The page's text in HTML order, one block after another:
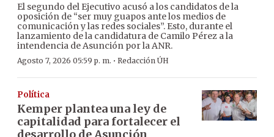
El segundo del Ejecutivo acusó a los candidatos de la
oposición de “ser muy guapos ante los medios de
comunicación y las redes sociales”. Esto, durante el
lanzamiento de la candidatura de Camilo Pérez a la
intendencia de Asunción por la ANR.
Agosto 7, 2026 05:59 p. m. · Redacción ÚH
Política
Kemper plantea una ley de
capitalidad para fortalecer el
desarrollo de Asunción